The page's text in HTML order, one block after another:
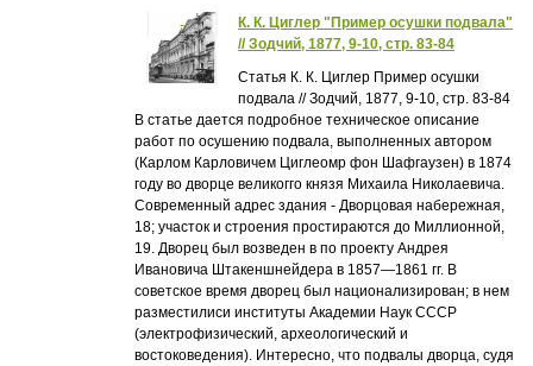
К. К. Циглер "Пример осушки подвала"
// Зодчий, 1877, 9-10, стр. 83-84
Статья К. К. Циглер Пример осушки
подвала // Зодчий, 1877, 9-10, стр. 83-84
В статье дается подробное техническое описание
работ по осушению подвала, выполненных автором
(Карлом Карловичем Циглеомр фон Шафгаузен) в 1874
году во дворце великогго князя Михаила Николаевича.
Современный адрес здания - Дворцовая набережная,
18; участок и строения простираются до Миллионной,
19. Дворец был возведен в по проекту Андрея
Ивановича Штакеншнейдера в 1857—1861 гг. В
советское время дворец был национализирован; в нем
разместилиси институты Академии Наук СССР
(электрофизический, археологический и
востоковедения). Интересно, что подвалы дворца, судя